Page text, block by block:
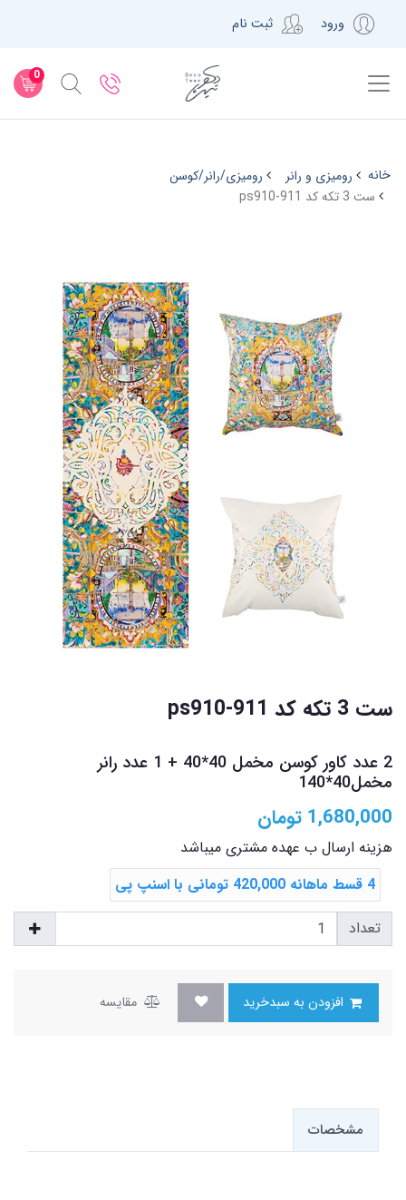
ورود ثبت نام
0
خانه رومیزی و رانر
رومیزی/رانر/کوسن
ست 3 تکه کد ps910-911
ست 3 تکه کد ps910-911
2 عدد کاور کوسن مخمل 40*40 + 1 عدد رانر
مخمل40*140
1,680,000 تومان
هزینه ارسال ب عهده مشتری میباشد
4 قسط ماهانه 420,000 تومانی با اسنپ ‌پی
تعداد
مقایسه
مشخصات